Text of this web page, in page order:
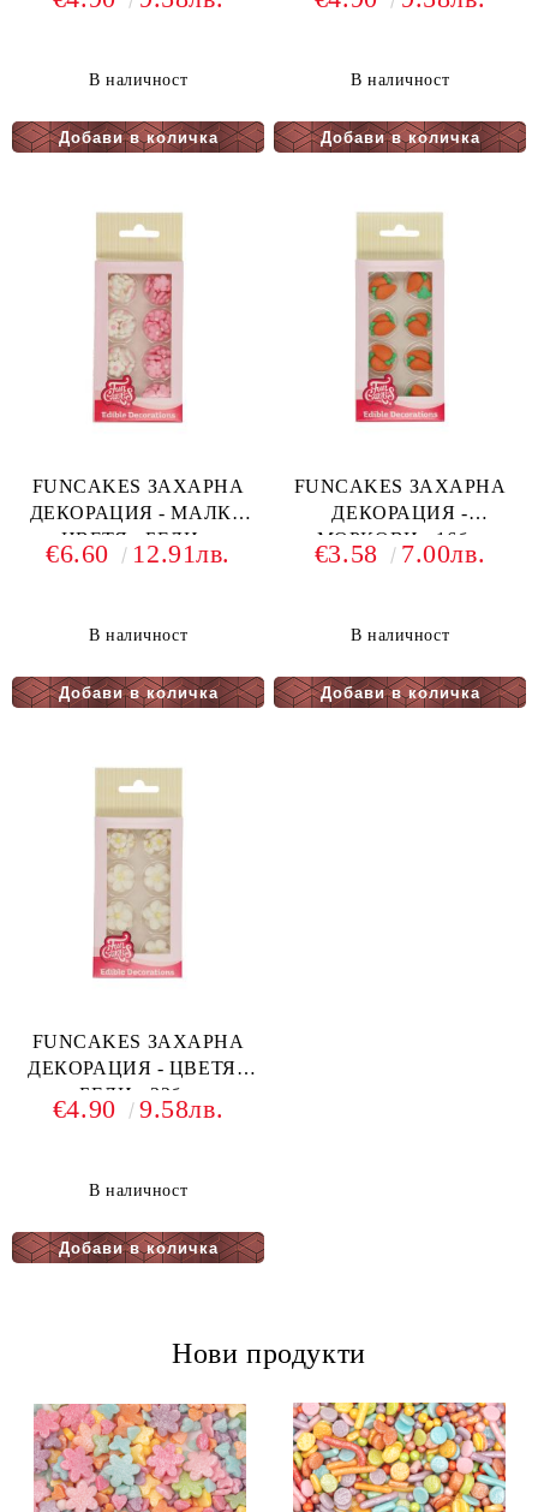
В наличност В наличност
FUNCAKES ЗАХАРНА
ДЕКОРАЦИЯ - МАЛКИ
ЦВЕТЯ - БЕЛИ и
РОЗОВИ - 64бр.
€6.60 12.91лв.
В наличност
FUNCAKES ЗАХАРНА
ДЕКОРАЦИЯ -
МОРКОВИ - 16бр.
€3.58 7.00лв.
В наличност
FUNCAKES ЗАХАРНА
ДЕКОРАЦИЯ - ЦВЕТЯ -
БЕЛИ - 32бр.
€4.90 9.58лв.
В наличност
Нови продукти